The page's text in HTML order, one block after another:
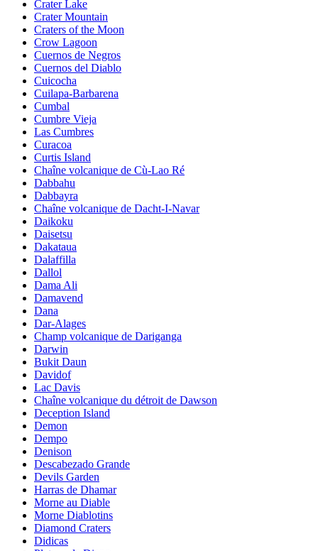
Crater Lake
Crater Mountain
Craters of the Moon
Crow Lagoon
Cuernos de Negros
Cuernos del Diablo
Cuicocha
Cuilapa-Barbarena
Cumbal
Cumbre Vieja
Las Cumbres
Curacoa
Curtis Island
Chaîne volcanique de Cù-Lao Ré
Dabbahu
Dabbayra
Chaîne volcanique de Dacht-I-Navar
Daikoku
Daisetsu
Dakataua
Dalaffilla
Dallol
Dama Ali
Damavend
Dana
Dar-Alages
Champ volcanique de Dariganga
Darwin
Bukit Daun
Davidof
Lac Davis
Chaîne volcanique du détroit de Dawson
Deception Island
Demon
Dempo
Denison
Descabezado Grande
Devils Garden
Harras de Dhamar
Morne au Diable
Morne Diablotins
Diamond Craters
Didicas